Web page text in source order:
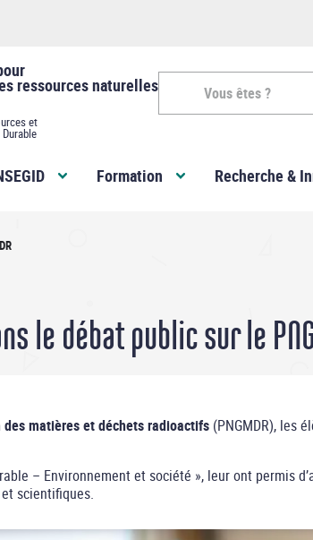
ressources naturelles
et
Vous êtes ?
êtes
Formation Recherche &
le débat public sur le
matières et déchets radioactifs (PNGMDR), les
– Environnement et société », leur ont permis
scientifiques.